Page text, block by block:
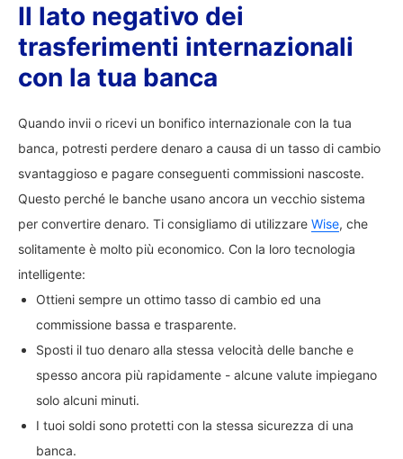
Il lato negativo dei
trasferimenti internazionali
con la tua banca
Quando invii o ricevi un bonifico internazionale con la tua
banca, potresti perdere denaro a causa di un tasso di cambio
svantaggioso e pagare conseguenti commissioni nascoste.
Questo perché le banche usano ancora un vecchio sistema
per convertire denaro. Ti consigliamo di utilizzare Wise, che
solitamente è molto più economico. Con la loro tecnologia
intelligente:
Ottieni sempre un ottimo tasso di cambio ed una
commissione bassa e trasparente.
Sposti il tuo denaro alla stessa velocità delle banche e
spesso ancora più rapidamente - alcune valute impiegano
solo alcuni minuti.
I tuoi soldi sono protetti con la stessa sicurezza di una
banca.